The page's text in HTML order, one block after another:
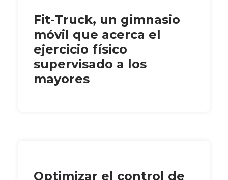
Fit-Truck, un gimnasio
móvil que acerca el
ejercicio físico
supervisado a los
mayores
Optimizar el control de